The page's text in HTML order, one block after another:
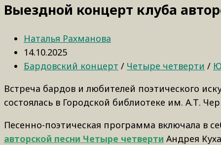
Выездной концерт клуба
Наталья Рахманова
14.10.2025
Бардовский концерт / Четыре четверти /
Встреча бардов и любителей поэтического
состоялась в Городской библиотеке им. А.Т.
Песенно-поэтическая программа включала в
авторской песни Четыре четверти Андрея